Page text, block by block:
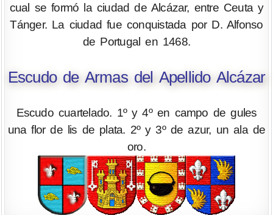
cual se formó la ciudad de Alcázar, entre Ceuta y
Tánger. La ciudad fue conquistada por D. Alfonso
de Portugal en 1468.
Escudo de Armas del Apellido Alcázar
Escudo cuartelado. 1º y 4º en campo de gules
una flor de lis de plata. 2º y 3º de azur, un ala de
oro.